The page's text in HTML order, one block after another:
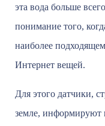
эта вода больше
понимание того,
наиболее
Интернет вещей.
Для этого датчики,
земле, информируют